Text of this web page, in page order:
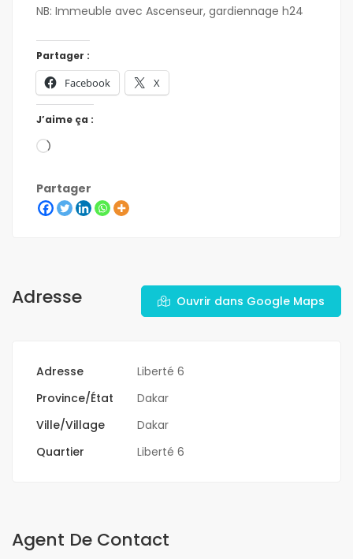
NB: Immeuble avec Ascenseur, gardiennage h24
Partager :
Facebook X
J’aime ça :
Partager
Adresse Ouvrir dans Google Maps
Adresse
Liberté 6
Province/État
Dakar
Ville/Village
Dakar
Quartier
Liberté 6
Agent De Contact